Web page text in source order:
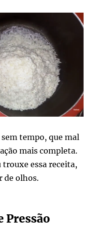
tempo, que mal
mais completa.
trouxe essa receita,
de olhos.
Pressão